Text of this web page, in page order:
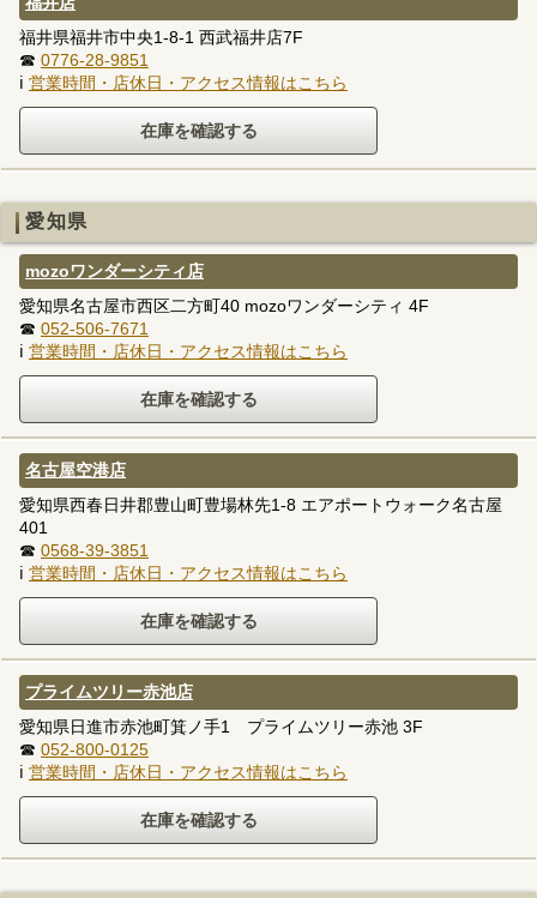
福井県福井市中央1-8-1 西武福井店7F
☎ 0776-28-9851
ℹ 営業時間・店休日・アクセス情報はこちら
愛知県
mozoワンダーシティ店
愛知県名古屋市西区二方町40 mozoワンダーシティ 4F
☎ 052-506-7671
ℹ 営業時間・店休日・アクセス情報はこちら
名古屋空港店
愛知県西春日井郡豊山町豊場林先1-8 エアポートウォーク名古屋
401
☎ 0568-39-3851
ℹ 営業時間・店休日・アクセス情報はこちら
プライムツリー赤池店
愛知県日進市赤池町箕ノ手1 プライムツリー赤池 3F
☎ 052-800-0125
ℹ 営業時間・店休日・アクセス情報はこちら